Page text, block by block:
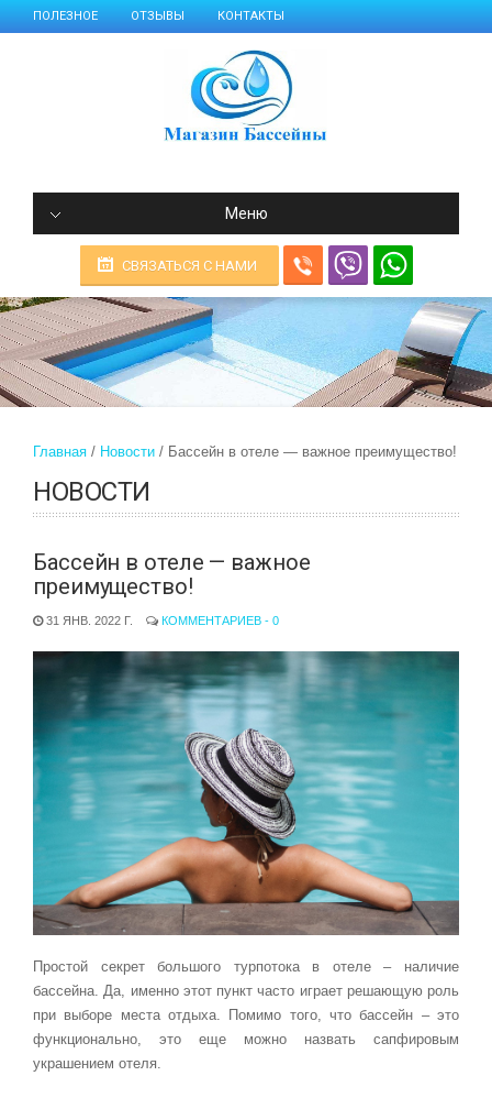
ПОЛЕЗНОЕ ОТЗЫВЫ КОНТАКТЫ
Меню
СВЯЗАТЬСЯ С НАМИ
Главная Новости Бассейн в отеле — важное преимущество!
НОВОСТИ
Бассейн в отеле — важное
преимущество!
31 ЯНВ. 2022 Г. КОММЕНТАРИЕВ - 0
Простой секрет большого турпотока в отеле – наличие
бассейна. Да, именно этот пункт часто играет решающую роль
при выборе места отдыха. Помимо того, что бассейн – это
функционально, это еще можно назвать сапфировым
украшением отеля.